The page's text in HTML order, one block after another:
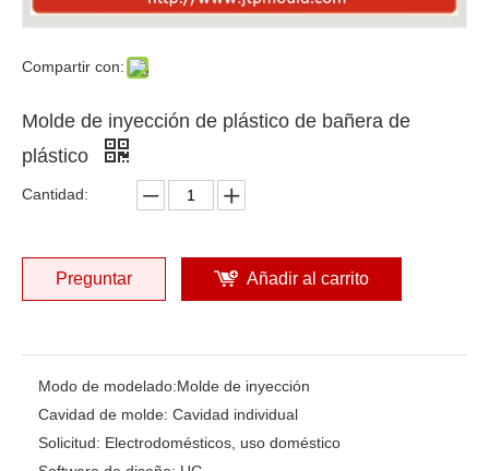
Compartir con:
Molde de inyección de plástico de bañera de
plástico
Cantidad:
Preguntar Añadir al carrito
Modo de modelado:Molde de inyección
Cavidad de molde: Cavidad individual
Solicitud: Electrodomésticos, uso doméstico